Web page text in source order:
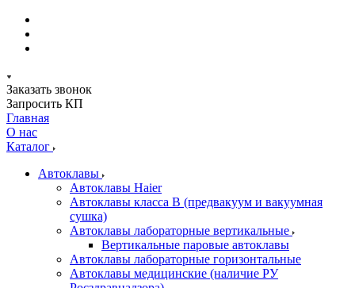
Заказать звонок
Запросить КП
Главная
О нас
Каталог
Автоклавы
Автоклавы Haier
Автоклавы класса B (предвакуум и вакуумная
сушка)
Автоклавы лабораторные вертикальные
Вертикальные паровые автоклавы
Автоклавы лабораторные горизонтальные
Автоклавы медицинские (наличие РУ